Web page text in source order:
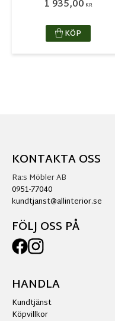
1 935,00 KR
KÖP
KONTAKTA OSS
Ra:s Möbler AB
0951-77040
kundtjanst@allinterior.se
FÖLJ OSS PÅ
HANDLA
Kundtjänst
Köpvillkor